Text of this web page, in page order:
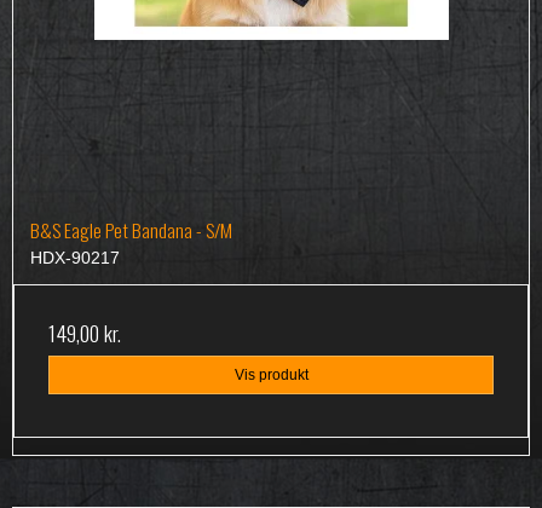
B&S Eagle Pet Bandana - S/M
HDX-90217
149,00 kr.
Vis produkt